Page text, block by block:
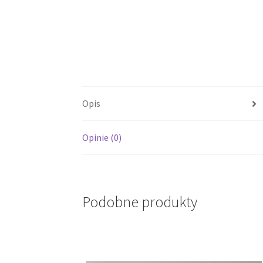
Opis
Opinie (0)
Podobne produkty